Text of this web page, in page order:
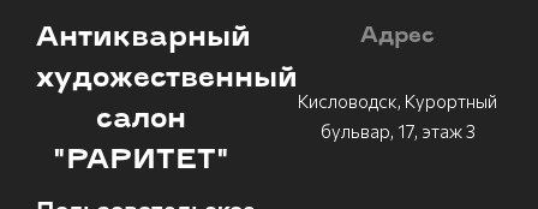
Антикварный
художественный
салон
"РАРИТЕТ"
Адрес
Кисловодск, Курортный
бульвар, 17, этаж 3